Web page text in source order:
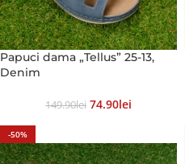
Papuci dama „Tellus” 25-13,
Denim
149.90Lei 74.90Lei
-50%